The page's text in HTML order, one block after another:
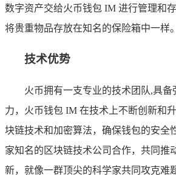
数字资产交给火币钱包 IM 进行管理和
将贵重物品存放在知名的保险箱中一样。
技术优势
火币拥有一支专业的技术团队,具
力，火币钱包 IM 在技术上不断创新和
块链技术和加密算法，确保钱包的安全
家知名的区块链技术公司合作，共同推
新，就像一群顶尖的科学家共同攻克难